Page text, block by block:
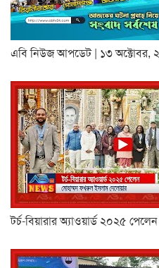
এবি নিউজ আপডেট | ১৩ অক্টোবর,
টর্চ-বিয়ারার অ্যাওয়ার্ড ২০২৫